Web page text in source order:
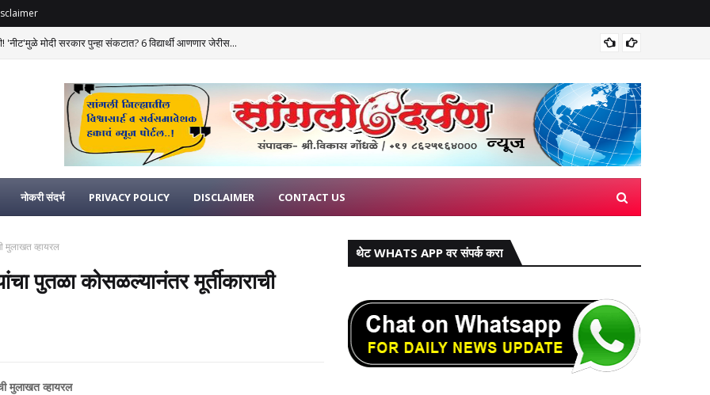
'नीट'मुळे मोदी सरकार पुन्हा संकटात? 6 विद्यार्थी आणणार जेरीस...
नोकरी संदर्भ PRIVACY POLICY DISCLAIMER CONTACT US
मुलाखत व्हायरल
पुतळा कोसळल्यानंतर मूर्तीकाराची
मुलाखत व्हायरल
थेट WHATS APP वर संपर्क करा